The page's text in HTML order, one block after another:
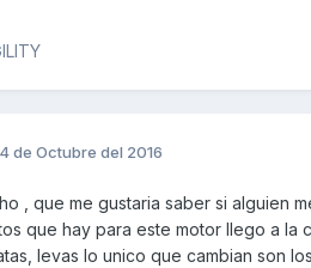
de Octubre del 2016
, que me gustaria saber si alguien
que hay para este motor llego a la
levas lo unico que cambian son